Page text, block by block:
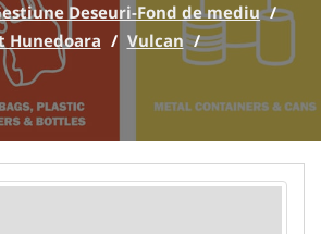
Deseuri-Fond de mediu /
Hunedoara / Vulcan /